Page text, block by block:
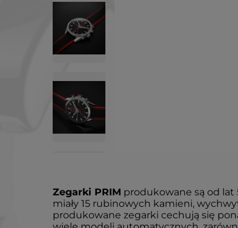
Zegarki PRIM produkowane są od lat
miały 15 rubinowych kamieni,
produkowane zegarki cechują się